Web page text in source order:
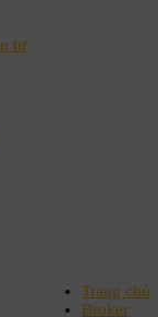
tư
Trang chủ
Broker